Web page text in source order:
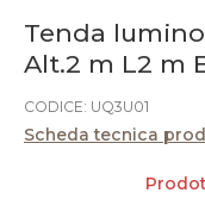
Tenda
Alt.2 m L2 m
CODICE: UQ3U01
Scheda tecnica